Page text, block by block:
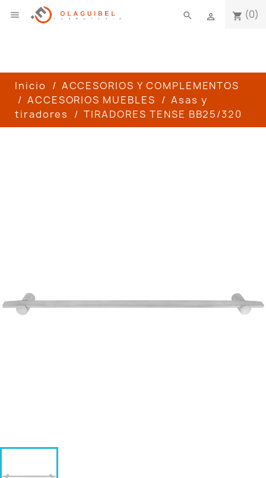
 shopping_cart (0)

search
Inicio
ACCESORIOS Y COMPLEMENTOS
ACCESORIOS MUEBLES
Asas y
tiradores
TIRADORES TENSE BB25/320